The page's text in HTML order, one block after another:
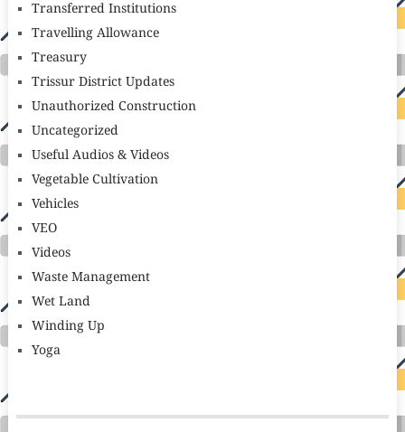
Transferred Institutions
Travelling Allowance
Treasury
Trissur District Updates
Unauthorized Construction
Uncategorized
Useful Audios & Videos
Vegetable Cultivation
Vehicles
VEO
Videos
Waste Management
Wet Land
Winding Up
Yoga